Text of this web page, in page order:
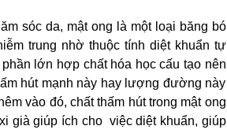
sóc da, mật ong là một loại băng bó
trung nhờ thuộc tính diệt khuẩn tự
lớn hợp chất hóa học cấu tạo nên
hút mạnh này hay lượng đường này
vào đó, chất thấm hút trong mật ong
già giúp ích cho việc diệt khuẩn, giúp